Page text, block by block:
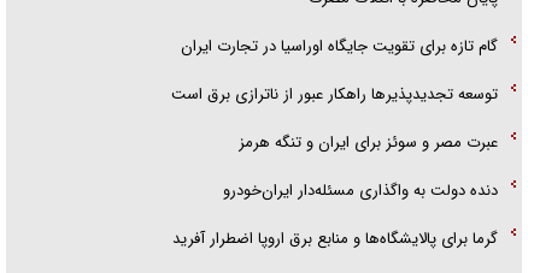
گام تازه برای تقویت جایگاه اوراسیا در تجارت ایران
توسعه تجدیدپذیر‌ها راهکار عبور از ناترازی برق است
عبرت مصر و سوئز برای ایران و تنگه هرمز
دنده دولت به واگذاری مسئله‌دار ایران‌خودرو
گرما برای پالایشگاه‌ها و منابع برق اروپا اضطرار آفرید